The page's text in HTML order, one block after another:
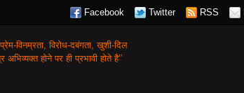
Facebook Twitter RSS
प्रेम-विनम्रता, विरोध-दबंगता,खुशी-दिल
होने पर ही प्रभावी होते है’’